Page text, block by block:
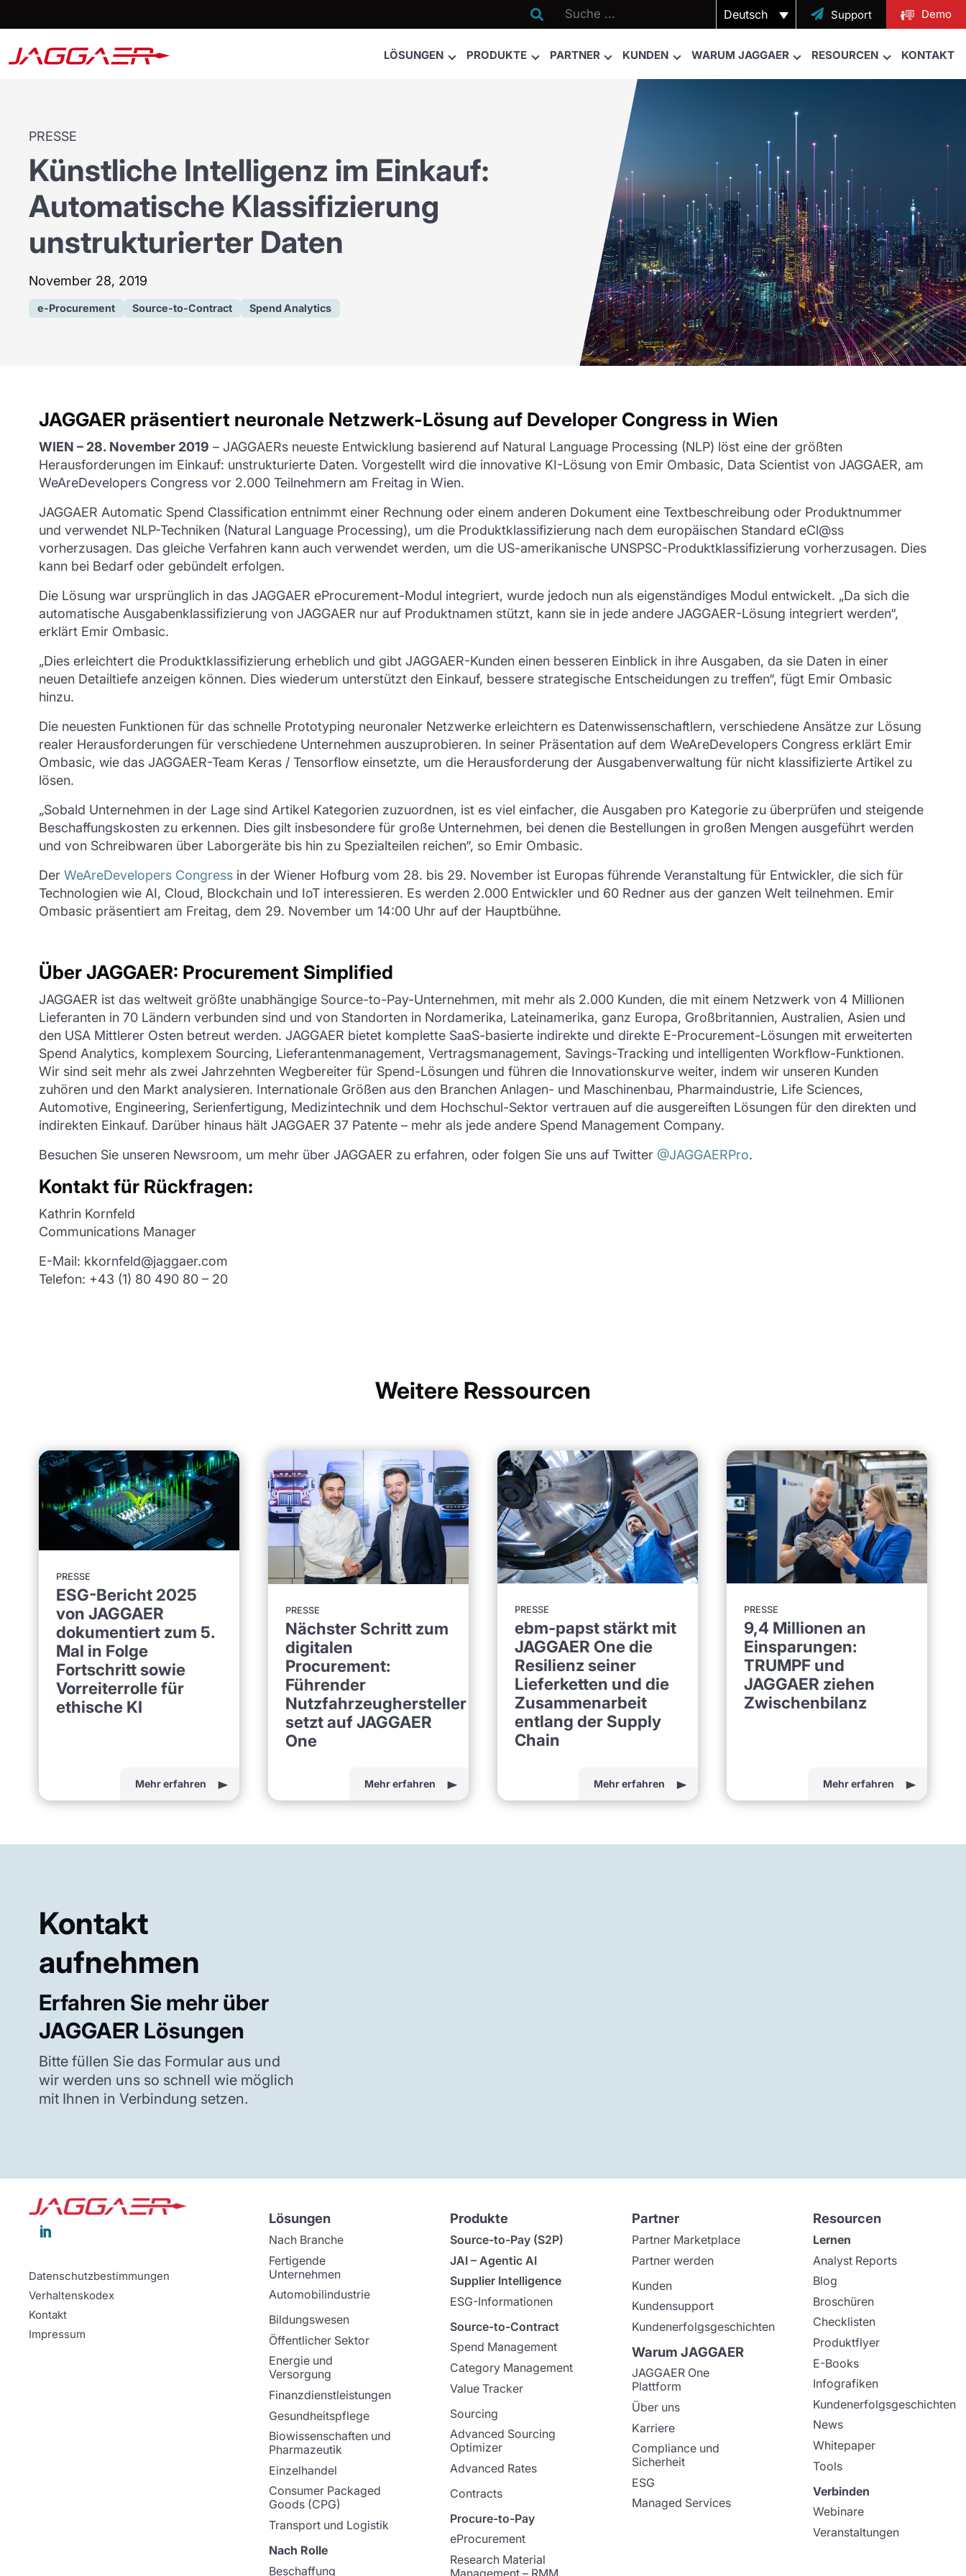
 Deutsch  Support Demo
LÖSUNGEN PRODUKTE PARTNER KUNDEN WARUM JAGGAER RESOURCEN KONTAKT
PRESSE
Künstliche Intelligenz im Einkauf:
Automatische Klassifizierung
unstrukturierter Daten
November 28, 2019
e-Procurement Source-to-Contract Spend Analytics
JAGGAER präsentiert neuronale Netzwerk-Lösung auf Developer Congress in Wien
WIEN – 28. November 2019 – JAGGAERs neueste Entwicklung basierend auf Natural Language Processing (NLP) löst eine der größten
Herausforderungen im Einkauf: unstrukturierte Daten. Vorgestellt wird die innovative KI-Lösung von Emir Ombasic, Data Scientist von JAGGAER, am
WeAreDevelopers Congress vor 2.000 Teilnehmern am Freitag in Wien.
JAGGAER Automatic Spend Classification entnimmt einer Rechnung oder einem anderen Dokument eine Textbeschreibung oder Produktnummer
und verwendet NLP-Techniken (Natural Language Processing), um die Produktklassifizierung nach dem europäischen Standard eCl@ss
vorherzusagen. Das gleiche Verfahren kann auch verwendet werden, um die US-amerikanische UNSPSC-Produktklassifizierung vorherzusagen. Dies
kann bei Bedarf oder gebündelt erfolgen.
Die Lösung war ursprünglich in das JAGGAER eProcurement-Modul integriert, wurde jedoch nun als eigenständiges Modul entwickelt. „Da sich die
automatische Ausgabenklassifizierung von JAGGAER nur auf Produktnamen stützt, kann sie in jede andere JAGGAER-Lösung integriert werden“,
erklärt Emir Ombasic.
„Dies erleichtert die Produktklassifizierung erheblich und gibt JAGGAER-Kunden einen besseren Einblick in ihre Ausgaben, da sie Daten in einer
neuen Detailtiefe anzeigen können. Dies wiederum unterstützt den Einkauf, bessere strategische Entscheidungen zu treffen“, fügt Emir Ombasic
hinzu.
Die neuesten Funktionen für das schnelle Prototyping neuronaler Netzwerke erleichtern es Datenwissenschaftlern, verschiedene Ansätze zur Lösung
realer Herausforderungen für verschiedene Unternehmen auszuprobieren. In seiner Präsentation auf dem WeAreDevelopers Congress erklärt Emir
Ombasic, wie das JAGGAER-Team Keras / Tensorflow einsetzte, um die Herausforderung der Ausgabenverwaltung für nicht klassifizierte Artikel zu
lösen.
„Sobald Unternehmen in der Lage sind Artikel Kategorien zuzuordnen, ist es viel einfacher, die Ausgaben pro Kategorie zu überprüfen und steigende
Beschaffungskosten zu erkennen. Dies gilt insbesondere für große Unternehmen, bei denen die Bestellungen in großen Mengen ausgeführt werden
und von Schreibwaren über Laborgeräte bis hin zu Spezialteilen reichen“, so Emir Ombasic.
Der WeAreDevelopers Congressin der Wiener Hofburg vom 28. bis 29. November ist Europas führende Veranstaltung für Entwickler, die sich für
Technologien wie AI, Cloud, Blockchain und IoT interessieren. Es werden 2.000 Entwickler und 60 Redner aus der ganzen Welt teilnehmen. Emir
Ombasic präsentiert am Freitag, dem 29. November um 14:00 Uhr auf der Hauptbühne.
Über JAGGAER: Procurement Simplified
JAGGAER ist das weltweit größte unabhängige Source-to-Pay-Unternehmen, mit mehr als 2.000 Kunden, die mit einem Netzwerk von 4 Millionen
Lieferanten in 70 Ländern verbunden sind und von Standorten in Nordamerika, Lateinamerika, ganz Europa, Großbritannien, Australien, Asien und
den USA Mittlerer Osten betreut werden. JAGGAER bietet komplette SaaS-basierte indirekte und direkte E-Procurement-Lösungen mit erweiterten
Spend Analytics, komplexem Sourcing, Lieferantenmanagement, Vertragsmanagement, Savings-Tracking und intelligenten Workflow-Funktionen.
Wir sind seit mehr als zwei Jahrzehnten Wegbereiter für Spend-Lösungen und führen die Innovationskurve weiter, indem wir unseren Kunden
zuhören und den Markt analysieren. Internationale Größen aus den Branchen Anlagen- und Maschinenbau, Pharmaindustrie, Life Sciences,
Automotive, Engineering, Serienfertigung, Medizintechnik und dem Hochschul-Sektor vertrauen auf die ausgereiften Lösungen für den direkten und
indirekten Einkauf. Darüber hinaus hält JAGGAER 37 Patente – mehr als jede andere Spend Management Company.
Besuchen Sie unseren Newsroom, um mehr über JAGGAER zu erfahren, oder folgen Sie uns auf Twitter @JAGGAERPro.
Kontakt für Rückfragen:
Kathrin Kornfeld
Communications Manager
E-Mail: kkornfeld@jaggaer.com
Telefon: +43 (1) 80 490 80 – 20
Weitere Ressourcen
PRESSE
ESG-Bericht 2025
von JAGGAER
dokumentiert zum 5.
Mal in Folge
Fortschritt sowie
Vorreiterrolle für
ethische KI
Mehr erfahren
PRESSE
Nächster Schritt zum
digitalen
Procurement:
Führender
Nutzfahrzeughersteller
setzt auf JAGGAER
One
Mehr erfahren
PRESSE
ebm-papst stärkt mit
JAGGAER One die
Resilienz seiner
Lieferketten und die
Zusammenarbeit
entlang der Supply
Chain
Mehr erfahren
PRESSE
9,4 Millionen an
Einsparungen:
TRUMPF und
JAGGAER ziehen
Zwischenbilanz
Mehr erfahren
Kontakt
aufnehmen
Erfahren Sie mehr über
JAGGAER Lösungen
Bitte füllen Sie das Formular aus und
wir werden uns so schnell wie möglich
mit Ihnen in Verbindung setzen.

Datenschutzbestimmungen
Verhaltenskodex
Kontakt
Impressum
Lösungen
Nach Branche
Fertigende
Unternehmen
Automobilindustrie
Bildungswesen
Öffentlicher Sektor
Energie und
Versorgung
Finanzdienstleistungen
Gesundheitspflege
Biowissenschaften und
Pharmazeutik
Einzelhandel
Consumer Packaged
Goods (CPG)
Transport und Logistik
Nach Rolle
Beschaffung
Produkte
Source-to-Pay (S2P)
JAI – Agentic AI
Supplier Intelligence
ESG-Informationen
Source-to-Contract
Spend Management
Category Management
Value Tracker
Sourcing
Advanced Sourcing
Optimizer
Advanced Rates
Contracts
Procure-to-Pay
eProcurement
Research Material
Management – RMM
Partner
Partner Marketplace
Partner werden
Kunden
Kundensupport
Kundenerfolgsgeschichten
Warum JAGGAER
JAGGAER One
Plattform
Über uns
Karriere
Compliance und
Sicherheit
ESG
Managed Services
Resourcen
Lernen
Analyst Reports
Blog
Broschüren
Checklisten
Produktflyer
E-Books
Infografiken
Kundenerfolgsgeschichten
News
Whitepaper
Tools
Verbinden
Webinare
Veranstaltungen